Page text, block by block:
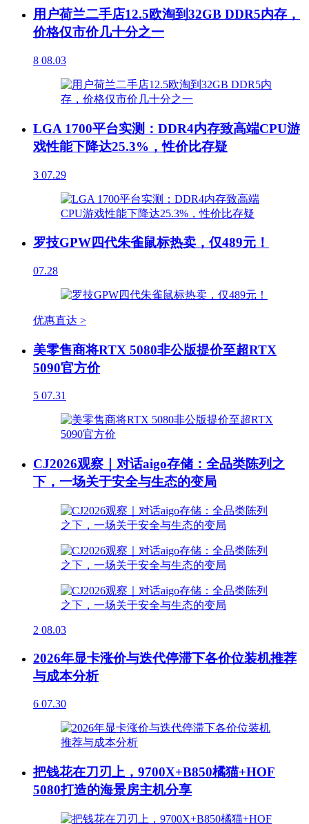
用户荷兰二手店12.5欧淘到32GB DDR5内存，
价格仅市价几十分之一
8 08.03
LGA 1700平台实测：DDR4内存致高端CPU游
戏性能下降达25.3%，性价比存疑
3 07.29
罗技GPW四代朱雀鼠标热卖，仅489元！
07.28
优惠直达 >
美零售商将RTX 5080非公版提价至超RTX
5090官方价
5 07.31
CJ2026观察｜对话aigo存储：全品类陈列之
下，一场关于安全与生态的变局
2 08.03
2026年显卡涨价与迭代停滞下各价位装机推荐
与成本分析
6 07.30
把钱花在刀刃上，9700X+B850橘猫+HOF
5080打造的海景房主机分享